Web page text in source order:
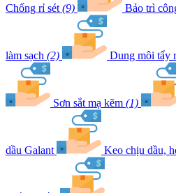
Chống rỉ sét (9) Bảo trì
làm sạch (2) Dung môi tẩy
Sơn sắt mạ kẽm (1)
dầu Galant Keo chịu dầu,